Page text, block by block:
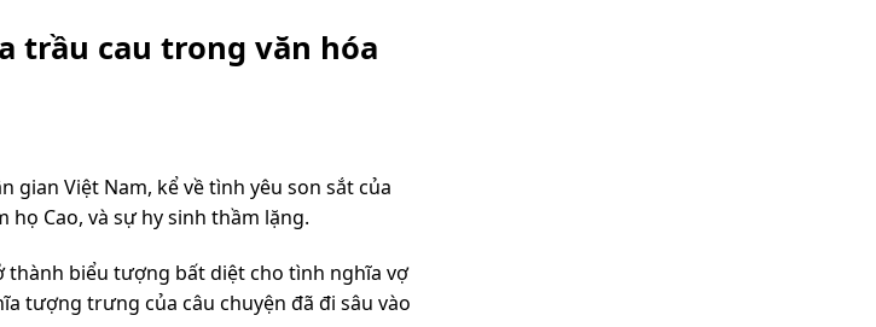
trầu cau trong văn hóa
gian Việt Nam, kể về tình yêu son sắt của
Cao, và sự hy sinh thầm lặng.
thành biểu tượng bất diệt cho tình nghĩa vợ
tượng trưng của câu chuyện đã đi sâu vào